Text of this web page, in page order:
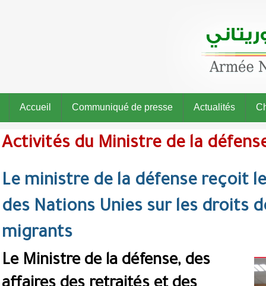
Accueil Communiqué de presse Actualités
Activités du Ministre de la
Le ministre de la défense reçoit
des Nations Unies sur les droits
migrants
Le Ministre de la défense, des